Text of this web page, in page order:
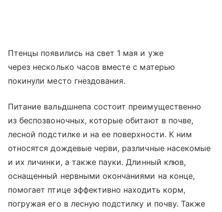
Птенцы появились на свет 1 мая и уже
через несколько часов вместе с матерью
покинули место гнездования.
Питание вальдшнепа состоит преимущественно
из беспозвоночных, которые обитают в почве,
лесной подстилке и на ее поверхности. К ним
относятся дождевые черви, различные насекомые
и их личинки, а также пауки. Длинный клюв,
оснащенный нервными окончаниями на конце,
помогает птице эффективно находить корм,
погружая его в лесную подстилку и почву. Также